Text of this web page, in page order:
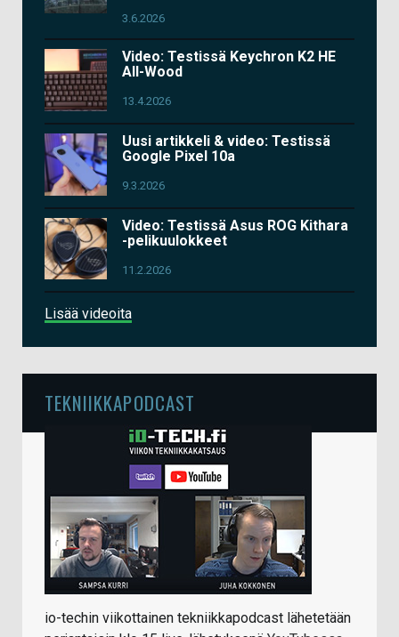
3.6.2026
Video: Testissä Keychron K2 HE
All-Wood
13.4.2026
Uusi artikkeli & video: Testissä
Google Pixel 10a
9.3.2026
Video: Testissä Asus ROG Kithara
-pelikuulokkeet
11.2.2026
Lisää videoita
TEKNIIKKAPODCAST
io-techin viikottainen tekniikkapodcast lähetetään